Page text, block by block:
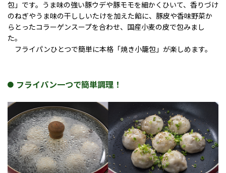
包」です。うま味の強い豚ウデや豚モモを細かくひいて、香りづけ
のねぎやうま味の干ししいたけを加えた餡に、豚皮や香味野菜か
らとったコラーゲンスープを合わせ、国産小麦の皮で包みまし
た。
フライパンひとつで簡単に本格「焼き小籠包」が楽しめます。
フライパン一つで簡単調理！